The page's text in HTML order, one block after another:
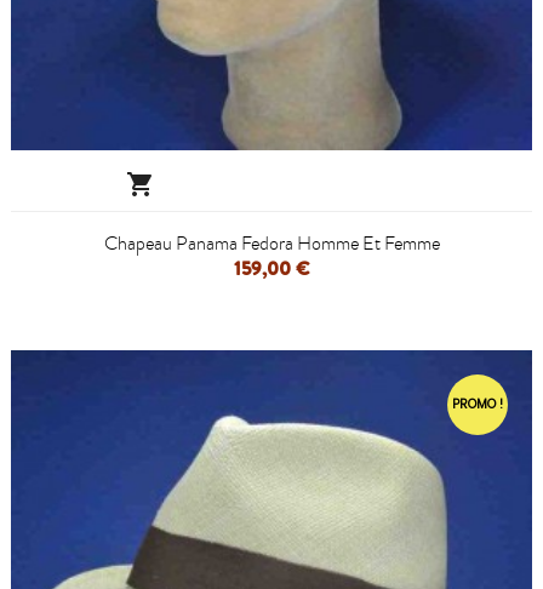

Chapeau Panama Fedora Homme Et Femme
159,00 €
PROMO !